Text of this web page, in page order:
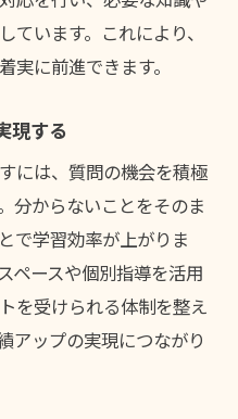
ています。これにより、
実に前進できます。
現する
には、質問の機会を積極
分からないことをそのま
で学習効率が上がりま
ペースや個別指導を活用
を受けられる体制を整え
アップの実現につながり